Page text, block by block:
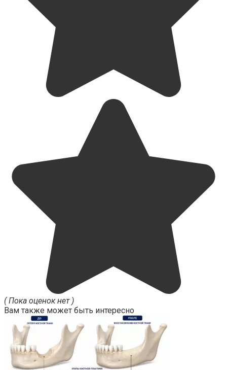
( Пока оценок нет )
Вам также может быть интересно